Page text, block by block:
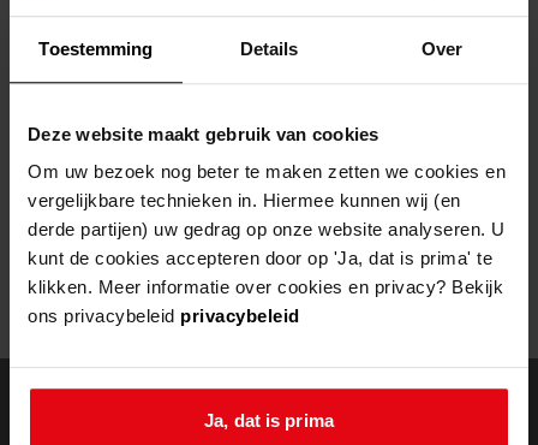
Toestemming Details Over
Deze website maakt gebruik van cookies
Om uw bezoek nog beter te maken zetten we cookies en
vergelijkbare technieken in. Hiermee kunnen wij (en
derde partijen) uw gedrag op onze website analyseren. U
kunt de cookies accepteren door op 'Ja, dat is prima' te
klikken. Meer informatie over cookies en privacy? Bekijk
ons privacybeleid privacybeleid
Ja, dat is prima
Helaas, er is een fout opgetreden
Mogelijk kunt u deze pagina niet bezoeken door:
een verouderde bladwijzer/favoriet
een zoekmachine heeft eenverouderde lijst van de website
eenfout getyptadres